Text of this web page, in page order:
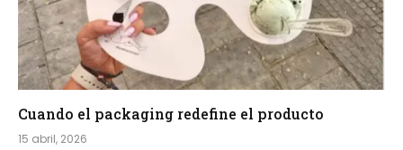
Cuando el packaging redefine el producto
15 abril, 2026